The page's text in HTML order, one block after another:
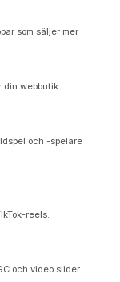
som säljer mer
din webbutik.
och -spelare
reels.
och video slider